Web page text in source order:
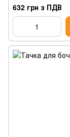
632 грн з ПДВ